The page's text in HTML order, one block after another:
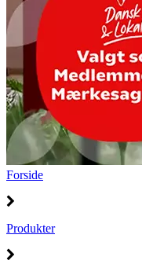
Forside
Produkter